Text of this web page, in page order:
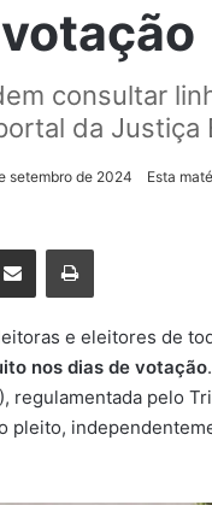
consultar
da Justiça
setembro de 2024 Esta
e eleitores de
nos dias de votação
regulamentada pelo
pleito,